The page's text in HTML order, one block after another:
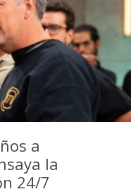
a
la
24/7